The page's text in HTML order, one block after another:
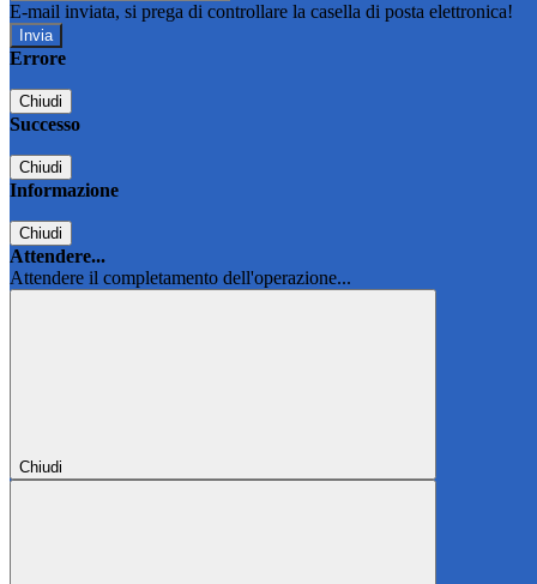
E-mail inviata, si prega di controllare la casella di posta elettronica!
Errore
Chiudi
Successo
Chiudi
Informazione
Chiudi
Attendere...
Attendere il completamento dell'operazione...
Chiudi